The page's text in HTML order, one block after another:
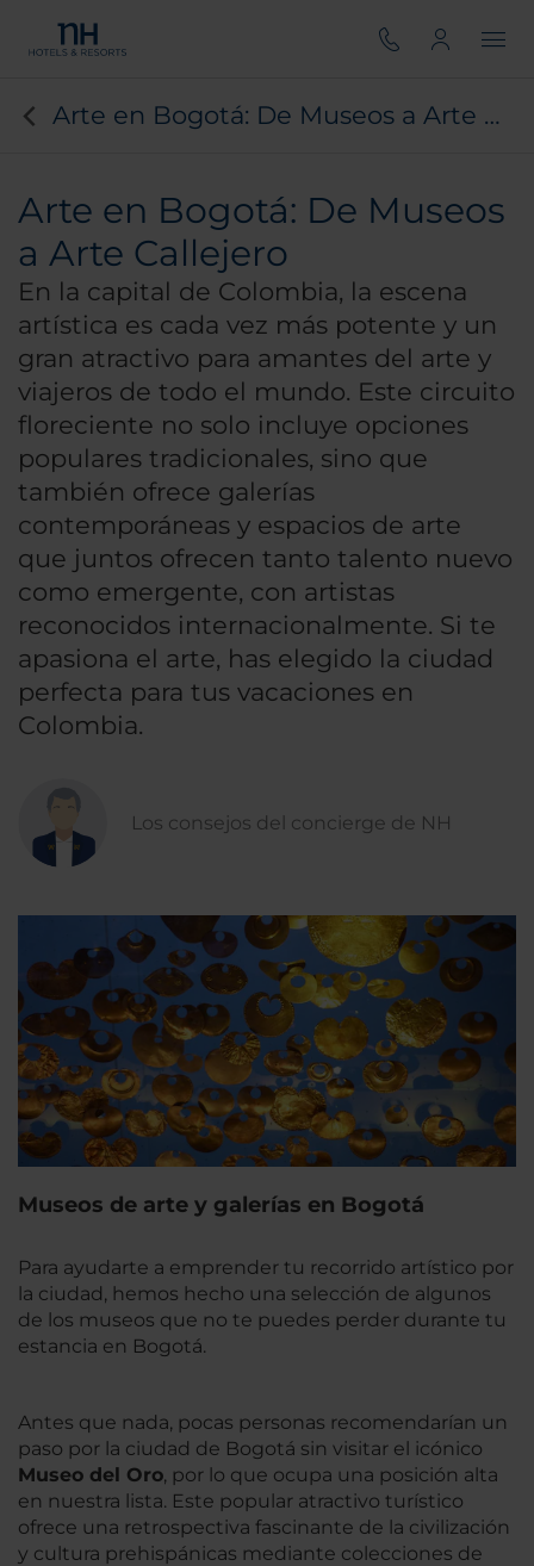
Arte en Bogotá: De Museos a Arte Callejero
Arte en Bogotá: De Museos
a Arte Callejero
En la capital de Colombia, la escena
artística es cada vez más potente y un
gran atractivo para amantes del arte y
viajeros de todo el mundo. Este circuito
floreciente no solo incluye opciones
populares tradicionales, sino que
también ofrece galerías
contemporáneas y espacios de arte
que juntos ofrecen tanto talento nuevo
como emergente, con artistas
reconocidos internacionalmente. Si te
apasiona el arte, has elegido la ciudad
perfecta para tus vacaciones en
Colombia.
Los consejos del concierge de NH
Museos de arte y galerías en Bogotá
Para ayudarte a emprender tu recorrido artístico por
la ciudad, hemos hecho una selección de algunos
de los museos que no te puedes perder durante tu
estancia en Bogotá.
Antes que nada, pocas personas recomendarían un
paso por la ciudad de Bogotá sin visitar el icónico
Museo del Oro, por lo que ocupa una posición alta
en nuestra lista. Este popular atractivo turístico
ofrece una retrospectiva fascinante de la civilización
y cultura prehispánicas mediante colecciones de